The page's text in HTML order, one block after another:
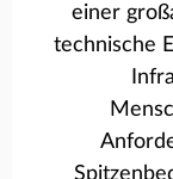
einer
technische